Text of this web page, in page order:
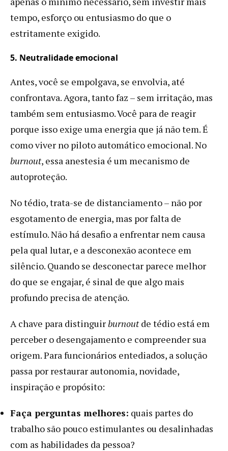
tempo, esforço ou entusiasmo do que o
estritamente exigido.
5. Neutralidade emocional
Antes, você se empolgava, se envolvia, até
confrontava. Agora, tanto faz – sem irritação, mas
também sem entusiasmo. Você para de reagir
porque isso exige uma energia que já não tem. É
como viver no piloto automático emocional. No
burnout, essa anestesia é um mecanismo de
autoproteção.
No tédio, trata-se de distanciamento – não por
esgotamento de energia, mas por falta de
estímulo. Não há desafio a enfrentar nem causa
pela qual lutar, e a desconexão acontece em
silêncio. Quando se desconectar parece melhor
do que se engajar, é sinal de que algo mais
profundo precisa de atenção.
A chave para distinguirburnoutde tédio está em
perceber o desengajamento e compreender sua
origem. Para funcionários entediados, a solução
passa por restaurar autonomia, novidade,
inspiração e propósito:
Faça perguntas melhores: quais partes do
trabalho são pouco estimulantes ou desalinhadas
com as habilidades da pessoa?